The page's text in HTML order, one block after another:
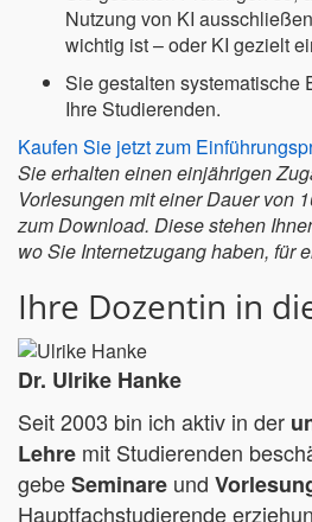
Nutzung von KI
wichtig ist – oder KI gezielt
Sie gestalten systematische
Ihre Studierenden.
Kaufen Sie jetzt zum
Sie erhalten einen einjährigen
Vorlesungen mit einer Dauer von
zum Download. Diese stehen
wo Sie Internetzugang haben, für
Ihre Dozentin in
Dr. Ulrike Hanke
Seit 2003 bin ich aktiv in der
Lehre mit Studierenden
gebeSeminare und
Hauptfachstudierende